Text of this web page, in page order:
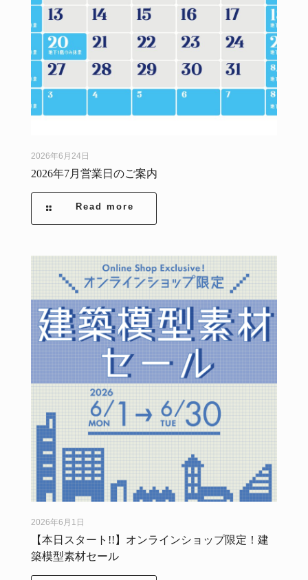
2026年6月24日
2026年7月営業日のご案内
Read more
2026年6月1日
【本日スタート!!】オンラインショップ限定！建
築模型素材セール